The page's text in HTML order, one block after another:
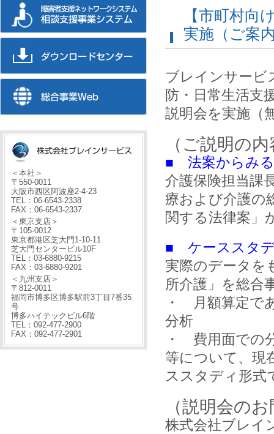
【市町村向
実施（ご案
ブレインサービ
防・日常生活支
説明会を実施（
（ご説明の
■ 法案からみる
介護保険担当課
療および介護の
関する法律案」
■ ケーススタ
実際のデータを
所介護」を総合
・ 月額算定で
分析
・ 費用面での
等について、現
ススタディ形式
（説明会の
株式会社ブレ
＜本社＞
〒550-0011
大阪市西区阿波座2-4-23
TEL：06-6543-2338
FAX：06-6543-2337
＜東京支店＞
〒105-0012
東京都港区芝大門1-10-11
芝大門センタービル10F
TEL：03-6880-9215
FAX：03-6880-9201
＜九州支店＞
〒812-0011
福岡市博多区博多駅前3丁目7番35
号
博多ハイテックビル6階
TEL：092-477-2900
FAX：092-477-2901